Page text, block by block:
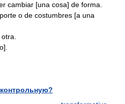
cambiar [una cosa] de forma.
o de costumbres [a una